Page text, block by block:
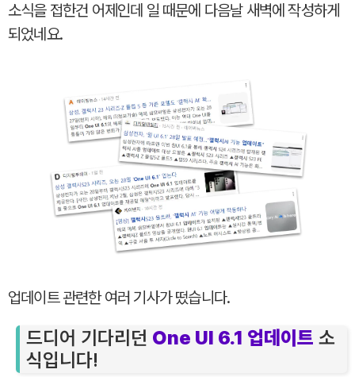
소식을 접한건 어제인데 일 때문에 다음날 새벽에 작성하게
되었네요.
업데이트 관련한 여러 기사가 떴습니다.
드디어 기다리던 One UI 6.1 업데이트 소
식입니다!